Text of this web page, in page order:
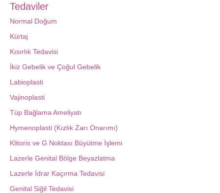
Tedaviler
Normal Doğum
Kürtaj
Kısırlık Tedavisi
İkiz Gebelik ve Çoğul Gebelik
Labioplasti
Vajinoplasti
Tüp Bağlama Ameliyatı
Hymenoplasti (Kızlık Zarı Onarımı)
Klitoris ve G Noktası Büyütme İşlemi
Lazerle Genital Bölge Beyazlatma
Lazerle İdrar Kaçırma Tedavisi
Genital Siğil Tedavisi